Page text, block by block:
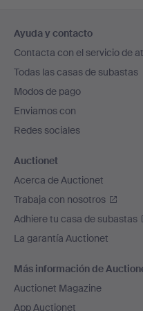
en
el
pie
de
página
Ayuda y contacto
Contacta con el servicio de
Todas las casas de subastas
Modos de pago
Enviamos con
Redes sociales
Auctionet
Acerca de Auctionet
Trabaja con nosotros
Adhiere tu casa de subastas
La garantía Auctionet
Más información de
Auctionet Magazine
App Auctionet